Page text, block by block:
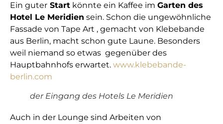
Ein guter Start könnte ein Kaffee im Garten des
Hotel Le Meridien sein. Schon die ungewöhnliche
Fassade von Tape Art , gemacht von Klebebande
aus Berlin, macht schon gute Laune. Besonders
weil niemand so etwas gegenüber des
Hauptbahnhofs erwartet. www.klebebande-
berlin.com
der Eingang des Hotels Le Meridien
Auch in der Lounge sind Arbeiten von